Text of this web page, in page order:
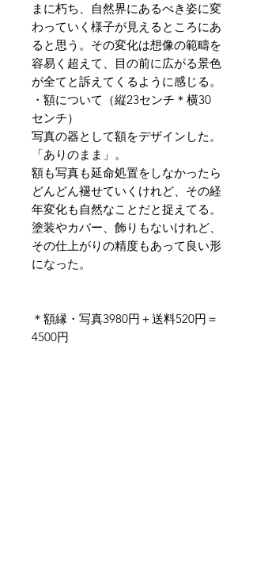
まに朽ち、自然界にあるべき姿に変
わっていく様子が見えるところにあ
ると思う。その変化は想像の範疇を
容易く超えて、目の前に広がる景色
が全てと訴えてくるように感じる。
・額について（縦23センチ＊横30
センチ）
写真の器として額をデザインした。
「ありのまま」。
額も写真も延命処置をしなかったら
どんどん褪せていくけれど、その経
年変化も自然なことだと捉えてる。
塗装やカバー、飾りもないけれど、
その仕上がりの精度もあって良い形
になった。
＊額縁・写真3980円＋送料520円＝
4500円